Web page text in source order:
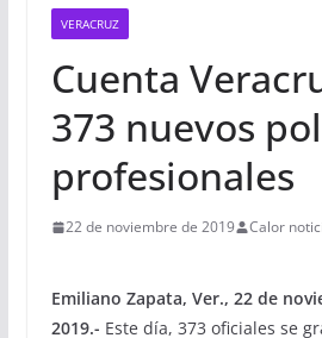
VERACRUZ
Cuenta
373 nuevos
profesionales
22 de noviembre de 2019 Calor
Emiliano Zapata, Ver., 22 de
2019.- Este día, 373 oficiales se